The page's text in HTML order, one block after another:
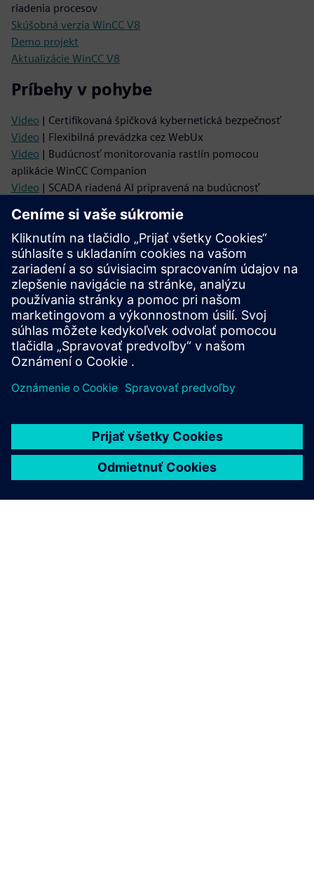
riadenia procesov
Skúšobná verzia WinCC V8
Demo projekt
Aktualizácie WinCC V8
Príbehy v pohybe
Video | Certifikovaná špičková kybernetická bezpečnosť
Video | Flexibilná prevádzka cez WebUx
Video | Budúcnosť monitorovania rastlín pomocou
aplikácie WinCC Companion
Video | SCADA riadená AI pripravená na budúcnosť
Informácie o produkte
Uvoľnenie dodávky
Príručky
Priemyselné centrum
TIA Selection Tool
Novinky WinCC V8